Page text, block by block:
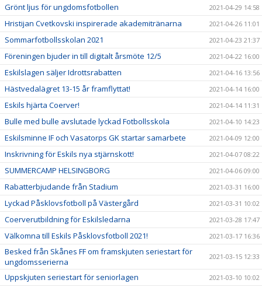
Grönt ljus för ungdomsfotbollen 2021-04-29 14:58
Hristijan Cvetkovski inspirerade akademitränarna 2021-04-26 11:01
Sommarfotbollsskolan 2021 2021-04-23 21:37
Föreningen bjuder in till digitalt årsmöte 12/5 2021-04-22 16:00
Eskilslagen säljer Idrottsrabatten 2021-04-16 13:56
Hästvedalägret 13-15 år framflyttat! 2021-04-14 16:00
Eskils hjärta Coerver! 2021-04-14 11:31
Bulle med bulle avslutade lyckad Fotbollsskola 2021-04-10 14:23
Eskilsminne IF och Vasatorps GK startar samarbete 2021-04-09 12:00
Inskrivning för Eskils nya stjärnskott! 2021-04-07 08:22
SUMMERCAMP HELSINGBORG 2021-04-06 09:00
Rabatterbjudande från Stadium 2021-03-31 16:00
Lyckad Påsklovsfotboll på Västergård 2021-03-31 10:02
Coerverutbildning för Eskilsledarna 2021-03-28 17:47
Välkomna till Eskils Påsklovsfotboll 2021! 2021-03-17 16:36
Besked från Skånes FF om framskjuten seriestart för
ungdomsserierna
2021-03-15 12:33
Uppskjuten seriestart för seniorlagen 2021-03-10 10:02